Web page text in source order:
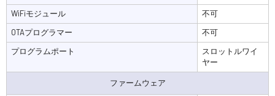
WiFiモジュール
不可
OTAプログラマー
不可
プログラムポート
スロットルワイ
ヤー
ファームウェア